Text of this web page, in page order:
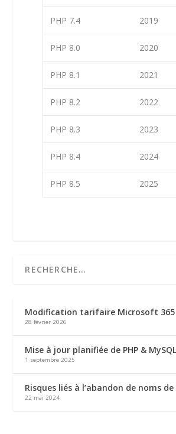
PHP 7.4 2019
PHP 8.0 2020
PHP 8.1 2021
PHP 8.2 2022
PHP 8.3 2023
PHP 8.4 2024
PHP 8.5 2025
Modification tarifaire Microsoft 365
28 février 2026
Mise à jour planifiée de PHP & MySQL
1 septembre 2025
Risques liés à l’abandon de noms
22 mai 2024